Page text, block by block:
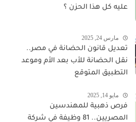
عليه كل هذا الحزن ؟
مارس 24, 2025
تعديل قانون الحضانة في مصر..
نقل الحضانة للأب بعد الأم وموعد
التطبيق المتوقع
مايو 14, 2025
فرص ذهبية للمهندسين
المصريين.. 81 وظيفة في شركة